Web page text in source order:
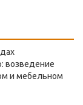
возведение
и мебельном